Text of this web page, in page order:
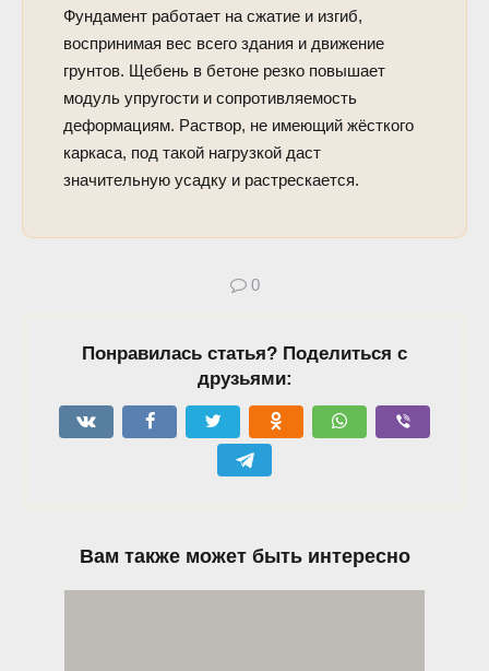
Фундамент работает на сжатие и изгиб,
воспринимая вес всего здания и движение
грунтов. Щебень в бетоне резко повышает
модуль упругости и сопротивляемость
деформациям. Раствор, не имеющий жёсткого
каркаса, под такой нагрузкой даст
значительную усадку и растрескается.
0
Понравилась статья? Поделиться с
друзьями:
Вам также может быть интересно